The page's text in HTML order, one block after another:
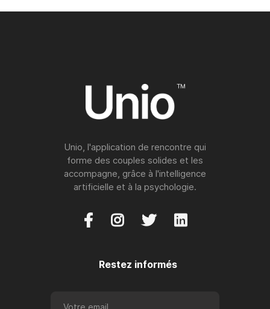
Unio, l'application de rencontre qui
forme des couples solides et les
accompagne, grâce à l'intelligence
artificielle et à la psychologie.
   
Restez informés